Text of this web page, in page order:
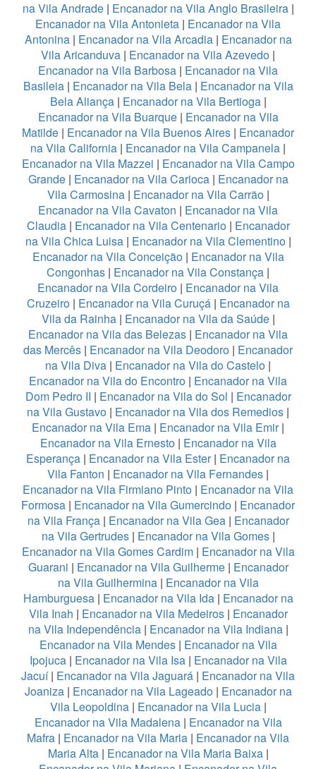
na Vila Andrade| Encanador na Vila Anglo Brasileira|
Encanador na Vila Antonieta | Encanador na Vila
Antonina| Encanador na Vila Arcadia | Encanador na
Vila Aricanduva | Encanador na Vila Azevedo |
Encanador na Vila Barbosa | Encanador na Vila
Basileia| Encanador na Vila Bela| Encanador na Vila
Bela Aliança| Encanador na Vila Bertioga|
Encanador na Vila Buarque| Encanador na Vila
Matilde | Encanador na Vila Buenos Aires | Encanador
na Vila California | Encanador na Vila Campanela |
Encanador na Vila Mazzei | Encanador na Vila Campo
Grande| Encanador na Vila Carioca| Encanador na
Vila Carmosina| Encanador na Vila Carrão|
Encanador na Vila Cavaton | Encanador na Vila
Claudia| Encanador na Vila Centenario| Encanador
na Vila Chica Luisa | Encanador na Vila Clementino|
Encanador na Vila Conceição| Encanador na Vila
Congonhas | Encanador na Vila Constança |
Encanador na Vila Cordeiro | Encanador na Vila
Cruzeiro | Encanador na Vila Curuçá | Encanador na
Vila da Rainha | Encanador na Vila da Saúde|
Encanador na Vila das Belezas | Encanador na Vila
das Mercês | Encanador na Vila Deodoro | Encanador
na Vila Diva | Encanador na Vila do Castelo |
Encanador na Vila do Encontro | Encanador na Vila
Dom Pedro II | Encanador na Vila do Sol | Encanador
na Vila Gustavo | Encanador na Vila dos Remedios |
Encanador na Vila Ema | Encanador na Vila Emir|
Encanador na Vila Ernesto| Encanador na Vila
Esperança | Encanador na Vila Ester| Encanador na
Vila Fanton | Encanador na Vila Fernandes |
Encanador na Vila Firmiano Pinto | Encanador na Vila
Formosa | Encanador na Vila Gumercindo | Encanador
na Vila França| Encanador na Vila Gea| Encanador
na Vila Gertrudes| Encanador na Vila Gomes|
Encanador na Vila Gomes Cardim| Encanador na Vila
Guarani | Encanador na Vila Guilherme| Encanador
na Vila Guilhermina| Encanador na Vila
Hamburguesa| Encanador na Vila Ida| Encanador na
Vila Inah | Encanador na Vila Medeiros| Encanador
na Vila Independência| Encanador na Vila Indiana|
Encanador na Vila Mendes| Encanador na Vila
Ipojuca| Encanador na Vila Isa| Encanador na Vila
Jacuí| Encanador na Vila Jaguará | Encanador na Vila
Joaniza| Encanador na Vila Lageado| Encanador na
Vila Leopoldina| Encanador na Vila Lucia|
Encanador na Vila Madalena| Encanador na Vila
Mafra | Encanador na Vila Maria | Encanador na Vila
Maria Alta| Encanador na Vila Maria Baixa|